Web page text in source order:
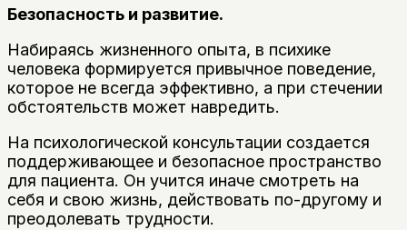
Безопасность и развитие.
Набираясь жизненного опыта, в психике
человека формируется привычное поведение,
которое не всегда эффективно, а при стечении
обстоятельств может навредить.
На психологической консультации создается
поддерживающее и безопасное пространство
для пациента. Он учится иначе смотреть на
себя и свою жизнь, действовать по-другому и
преодолевать трудности.